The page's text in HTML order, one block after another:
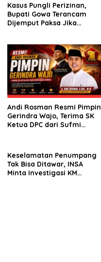
Kasus Pungli Perizinan,
Bupati Gowa Terancam
Dijemput Paksa Jika
Andi Rosman Resmi Pimpin
Gerindra Wajo, Terima SK
Ketua DPC dari Sufmi
Keselamatan Penumpang
Tak Bisa Ditawar, INSA
Minta Investigasi KM